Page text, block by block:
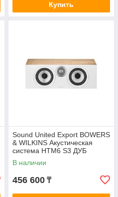
Купить
Sound United Export BOWERS
& WILKINS Акустическая
система HTM6 S3 ДУБ
В наличии
456 600 ₸